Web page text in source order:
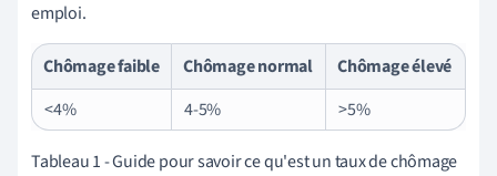
emploi.
Chômage faible Chômage normal
Chômage élevé
<4%
4-5% >5%
Tableau 1 - Guide pour savoir ce qu'est un taux de chômage